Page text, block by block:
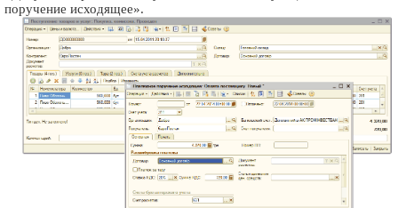
поручение исходящее».